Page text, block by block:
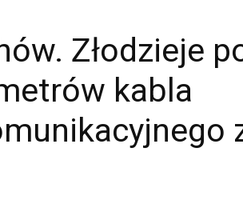
Złodzieje
kabla